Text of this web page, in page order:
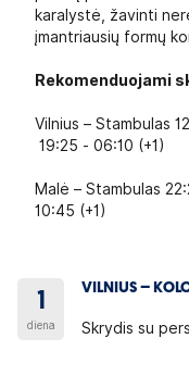
karalystė, žavinti
įmantriausių formų
Rekomenduojami
Vilnius – Stambulas
19:25 - 06:10 (+1)
Malė – Stambulas
10:45 (+1)
1
diena
VILNIUS –
Skrydis su